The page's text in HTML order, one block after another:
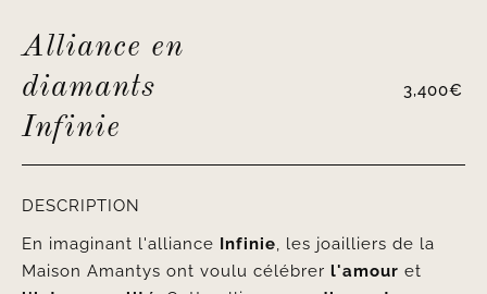
Alliance en
diamants
Infinie
3,400 €
DESCRIPTION
En imaginant l'alliance Infinie , les joailliers de la
Maison Amantys ont voulu célébrer l'amour
et